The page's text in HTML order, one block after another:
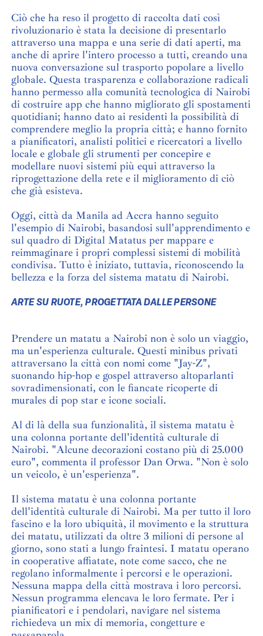
Ciò che ha reso il progetto di raccolta dati così
rivoluzionario è stata la decisione di presentarlo
attraverso una mappa e una serie di dati aperti, ma
anche di aprire l'intero processo a tutti, creando una
nuova conversazione sul trasporto popolare a livello
globale. Questa trasparenza e collaborazione radicali
hanno permesso alla comunità tecnologica di Nairobi
di costruire app che hanno migliorato gli spostamenti
quotidiani; hanno dato ai residenti la possibilità di
comprendere meglio la propria città; e hanno fornito
a pianificatori, analisti politici e ricercatori a livello
locale e globale gli strumenti per concepire e
modellare nuovi sistemi più equi attraverso la
riprogettazione della rete e il miglioramento di ciò
che già esisteva.
Oggi, città da Manila ad Accra hanno seguito
l'esempio di Nairobi, basandosi sull'apprendimento e
sul quadro di Digital Matatus per mappare e
reimmaginare i propri complessi sistemi di mobilità
condivisa. Tutto è iniziato, tuttavia, riconoscendo la
bellezza e la forza del sistema matatu di Nairobi.
ARTE SU RUOTE, PROGETTATA DALLE PERSONE
Prendere un matatu a Nairobi non è solo un viaggio,
ma un'esperienza culturale. Questi minibus privati
attraversano la città con nomi come "Jay-Z",
suonando hip-hop e gospel attraverso altoparlanti
sovradimensionati, con le fiancate ricoperte di
murales di pop star e icone sociali.
Al di là della sua funzionalità, il sistema matatu è
una colonna portante dell'identità culturale di
Nairobi. "Alcune decorazioni costano più di 25.000
euro", commenta il professor Dan Orwa. "Non è solo
un veicolo, è un'esperienza".
Il sistema matatu è una colonna portante
dell'identità culturale di Nairobi. Ma per tutto il loro
fascino e la loro ubiquità, il movimento e la struttura
dei matatu, utilizzati da oltre 3 milioni di persone al
giorno, sono stati a lungo fraintesi. I matatu operano
in cooperative affiatate, note come sacco, che ne
regolano informalmente i percorsi e le operazioni.
Nessuna mappa della città mostrava i loro percorsi.
Nessun programma elencava le loro fermate. Per i
pianificatori e i pendolari, navigare nel sistema
richiedeva un mix di memoria, congetture e